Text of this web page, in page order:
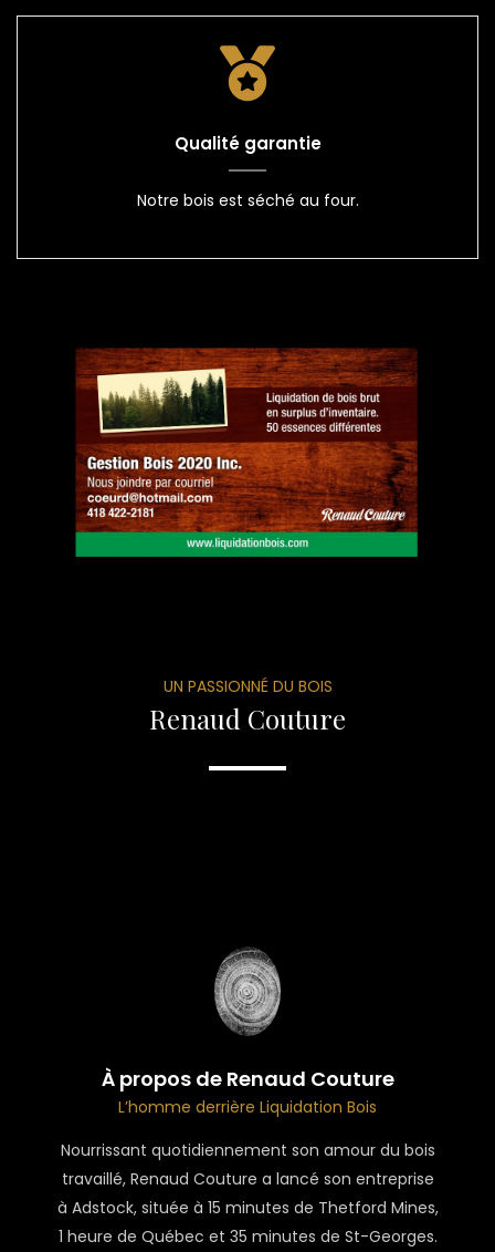
Qualité garantie
Notre bois est séché au four.
UN PASSIONNÉ DU BOIS
Renaud Couture
À propos de Renaud Couture
L’homme derrière Liquidation Bois
Nourrissant quotidiennement son amour du bois
travaillé, Renaud Couture a lancé son entreprise
à Adstock, située à 15 minutes de Thetford Mines,
1 heure de Québec et 35 minutes de St-Georges.